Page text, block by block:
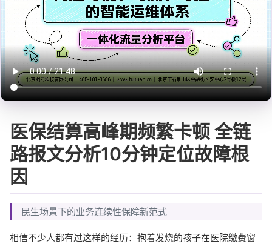
医保结算高峰期频繁卡顿 全链
路报文分析10分钟定位故障根
因
民生场景下的业务连续性保障新范式
相信不少人都有过这样的经历：抱着发烧的孩子在医院缴费窗